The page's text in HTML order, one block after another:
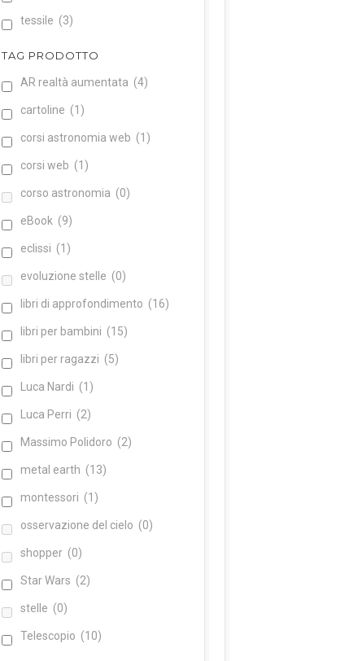
tessile (3)
TAG PRODOTTO
AR realtà aumentata (4)
cartoline (1)
corsi astronomia web (1)
corsi web (1)
corso astronomia (0)
eBook (9)
eclissi (1)
evoluzione stelle (0)
libri di approfondimento (16)
libri per bambini (15)
libri per ragazzi (5)
Luca Nardi (1)
Luca Perri (2)
Massimo Polidoro (2)
metal earth (13)
montessori (1)
osservazione del cielo (0)
shopper (0)
Star Wars (2)
stelle (0)
Telescopio (10)